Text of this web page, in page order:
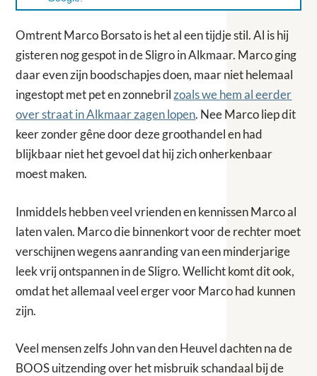
Omtrent Marco Borsato is het al een tijdje stil. Al is hij
gisteren nog gespot in de Sligro in Alkmaar. Marco ging
daar even zijn boodschapjes doen, maar niet helemaal
ingestopt met pet en zonnebrilzoals we hem al eerder
over straat in Alkmaar zagen lopen. Nee Marco liep dit
keer zonder gêne door deze groothandel en had
blijkbaar niet het gevoel dat hij zich onherkenbaar
moest maken.
Inmiddels hebben veel vrienden en kennissen Marco al
laten valen. Marco die binnenkort voor de rechter moet
verschijnen wegens aanranding van een minderjarige
leek vrij ontspannen in de Sligro. Wellicht komt dit ook,
omdat het allemaal veel erger voor Marco had kunnen
zijn.
Veel mensen zelfs John van den Heuvel dachten na de
BOOS uitzending over het misbruik schandaal bij de